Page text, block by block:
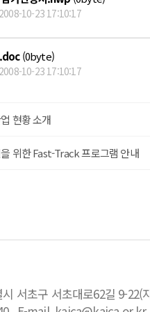
10-23 17:10:17
(0byte)
10-23 17:10:17
현황 소개
위한 Fast-Track 프로그램 안내
서초구 서초대로62길 9-22(